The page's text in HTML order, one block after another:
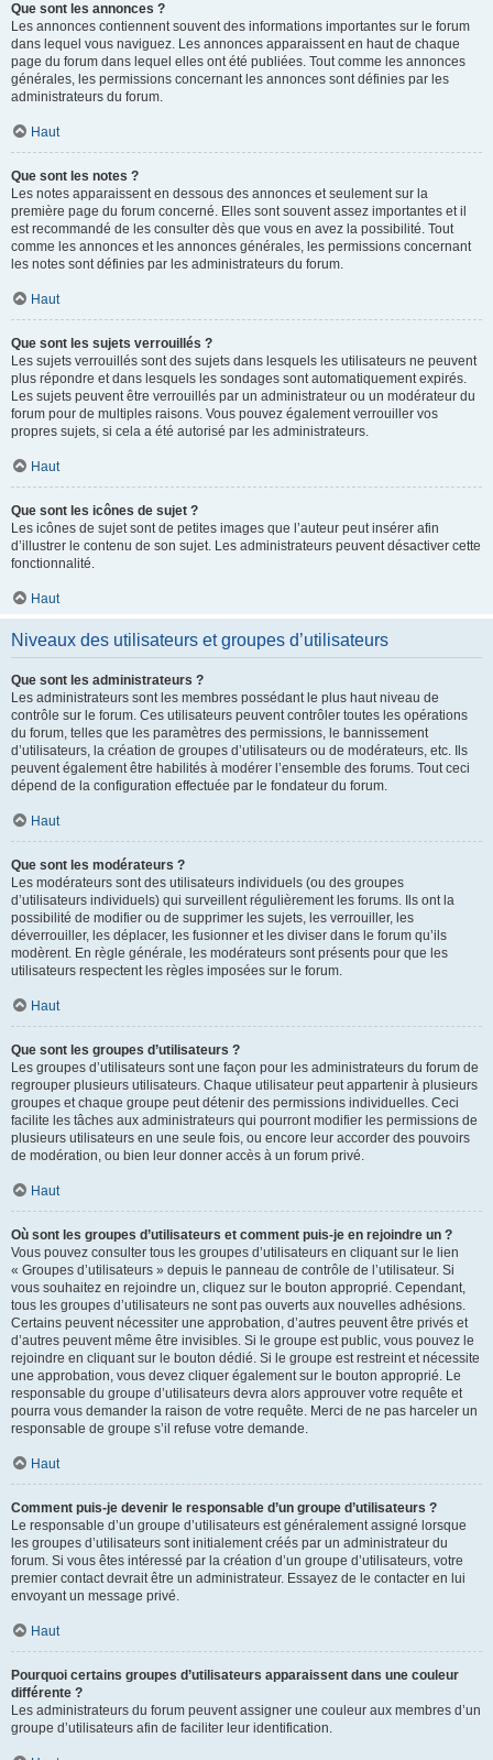
Que sont les annonces ?
Les annonces contiennent souvent des informations importantes sur le forum
dans lequel vous naviguez. Les annonces apparaissent en haut de chaque
page du forum dans lequel elles ont été publiées. Tout comme les annonces
générales, les permissions concernant les annonces sont définies par les
administrateurs du forum.
Haut
Que sont les notes ?
Les notes apparaissent en dessous des annonces et seulement sur la
première page du forum concerné. Elles sont souvent assez importantes et il
est recommandé de les consulter dès que vous en avez la possibilité. Tout
comme les annonces et les annonces générales, les permissions concernant
les notes sont définies par les administrateurs du forum.
Haut
Que sont les sujets verrouillés ?
Les sujets verrouillés sont des sujets dans lesquels les utilisateurs ne peuvent
plus répondre et dans lesquels les sondages sont automatiquement expirés.
Les sujets peuvent être verrouillés par un administrateur ou un modérateur du
forum pour de multiples raisons. Vous pouvez également verrouiller vos
propres sujets, si cela a été autorisé par les administrateurs.
Haut
Que sont les icônes de sujet ?
Les icônes de sujet sont de petites images que l’auteur peut insérer afin
d’illustrer le contenu de son sujet. Les administrateurs peuvent désactiver cette
fonctionnalité.
Haut
Niveaux des utilisateurs et groupes d’utilisateurs
Que sont les administrateurs ?
Les administrateurs sont les membres possédant le plus haut niveau de
contrôle sur le forum. Ces utilisateurs peuvent contrôler toutes les opérations
du forum, telles que les paramètres des permissions, le bannissement
d’utilisateurs, la création de groupes d’utilisateurs ou de modérateurs, etc. Ils
peuvent également être habilités à modérer l’ensemble des forums. Tout ceci
dépend de la configuration effectuée par le fondateur du forum.
Haut
Que sont les modérateurs ?
Les modérateurs sont des utilisateurs individuels (ou des groupes
d’utilisateurs individuels) qui surveillent régulièrement les forums. Ils ont la
possibilité de modifier ou de supprimer les sujets, les verrouiller, les
déverrouiller, les déplacer, les fusionner et les diviser dans le forum qu’ils
modèrent. En règle générale, les modérateurs sont présents pour que les
utilisateurs respectent les règles imposées sur le forum.
Haut
Que sont les groupes d’utilisateurs ?
Les groupes d’utilisateurs sont une façon pour les administrateurs du forum de
regrouper plusieurs utilisateurs. Chaque utilisateur peut appartenir à plusieurs
groupes et chaque groupe peut détenir des permissions individuelles. Ceci
facilite les tâches aux administrateurs qui pourront modifier les permissions de
plusieurs utilisateurs en une seule fois, ou encore leur accorder des pouvoirs
de modération, ou bien leur donner accès à un forum privé.
Haut
Où sont les groupes d’utilisateurs et comment puis-je en rejoindre un ?
Vous pouvez consulter tous les groupes d’utilisateurs en cliquant sur le lien
« Groupes d’utilisateurs » depuis le panneau de contrôle de l’utilisateur. Si
vous souhaitez en rejoindre un, cliquez sur le bouton approprié. Cependant,
tous les groupes d’utilisateurs ne sont pas ouverts aux nouvelles adhésions.
Certains peuvent nécessiter une approbation, d’autres peuvent être privés et
d’autres peuvent même être invisibles. Si le groupe est public, vous pouvez le
rejoindre en cliquant sur le bouton dédié. Si le groupe est restreint et nécessite
une approbation, vous devez cliquer également sur le bouton approprié. Le
responsable du groupe d’utilisateurs devra alors approuver votre requête et
pourra vous demander la raison de votre requête. Merci de ne pas harceler un
responsable de groupe s’il refuse votre demande.
Haut
Comment puis-je devenir le responsable d’un groupe d’utilisateurs ?
Le responsable d’un groupe d’utilisateurs est généralement assigné lorsque
les groupes d’utilisateurs sont initialement créés par un administrateur du
forum. Si vous êtes intéressé par la création d’un groupe d’utilisateurs, votre
premier contact devrait être un administrateur. Essayez de le contacter en lui
envoyant un message privé.
Haut
Pourquoi certains groupes d’utilisateurs apparaissent dans une couleur
différente ?
Les administrateurs du forum peuvent assigner une couleur aux membres d’un
groupe d’utilisateurs afin de faciliter leur identification.